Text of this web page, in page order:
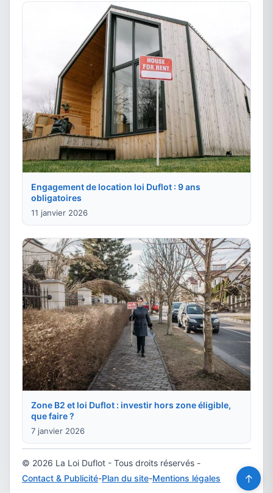
Engagement de location loi Duflot : 9 ans
obligatoires
11 janvier 2026
Zone B2 et loi Duflot : investir hors zone éligible,
que faire ?
7 janvier 2026
© 2026 La Loi Duflot - Tous droits réservés -
Contact & Publicité-Plan du site-Mentions légales ↑